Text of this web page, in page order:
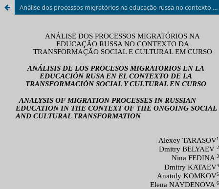
Análise dos processos migratórios na educação russa no contexto da transformação social e cultural em curso